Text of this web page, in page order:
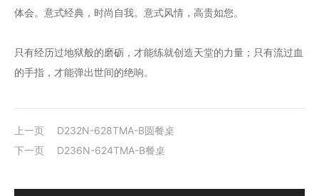
体会。意式经典，时尚自我。意式风情，高贵如您。
只有经历过地狱般的磨砺，才能练就创造天堂的力量；只有流过血
的手指，才能弹出世间的绝响。
上一页
D232N-628TMA-B圆餐桌
下一页
D236N-624TMA-B餐桌